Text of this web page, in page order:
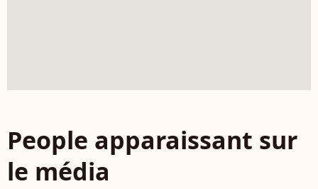
People apparaissant sur
le média